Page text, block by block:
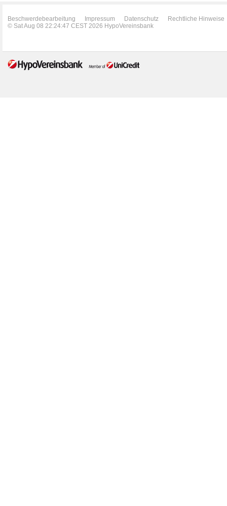
Beschwerdebearbeitung Impressum Datenschutz
Rechtliche Hinweise
© Sat Aug 08 22:24:47 CEST 2026 HypoVereinsbank